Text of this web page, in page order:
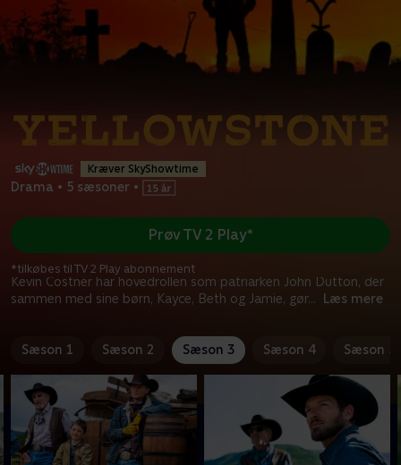
Kræver SkyShowtime
Drama • 5 sæsoner •
Kevin Costner har hovedrollen som patriarken John Dutton, der
sammen med sine børn, Kayce, Beth og Jamie, gør... Læs mere
Prøv TV 2 Play*
*tilkøbes til TV 2 Play abonnement
Sæson 1 Sæson 2 Sæson 3 Sæson 4 Sæson 5